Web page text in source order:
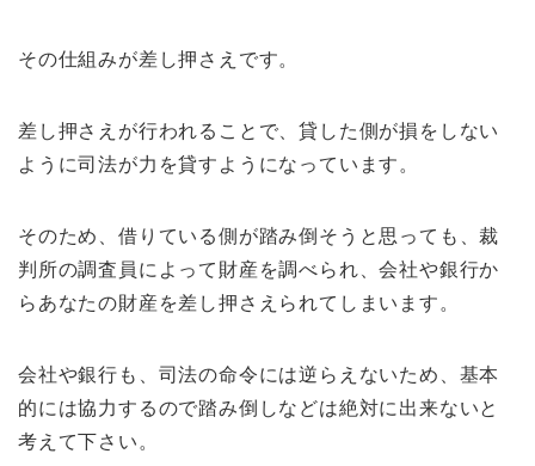
その仕組みが差し押さえです。
差し押さえが行われることで、貸した側が損をしない
ように司法が力を貸すようになっています。
そのため、借りている側が踏み倒そうと思っても、裁
判所の調査員によって財産を調べられ、会社や銀行か
らあなたの財産を差し押さえられてしまいます。
会社や銀行も、司法の命令には逆らえないため、基本
的には協力するので踏み倒しなどは絶対に出来ないと
考えて下さい。